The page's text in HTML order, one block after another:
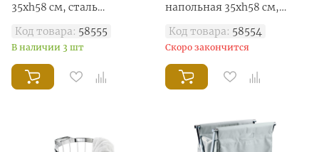
35xh58 см, сталь
Код товара: 58555
В наличии 3 шт
напольная 35xh58 см,
Код товара: 58554
Скоро закончится